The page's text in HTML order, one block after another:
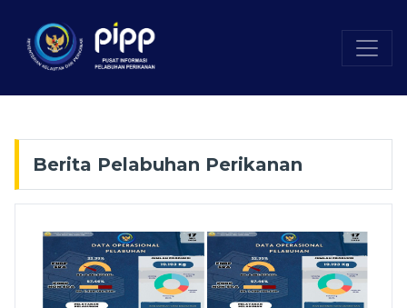
Berita Pelabuhan Perikanan